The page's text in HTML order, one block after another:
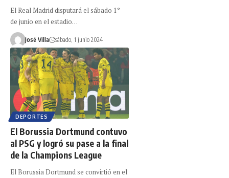
El Real Madrid disputará el sábado 1°
de junio en el estadio…
José Villa sábado, 1 junio 2024
DEPORTES
El Borussia Dortmund contuvo
al PSG y logró su pase a la final
de la Champions League
El Borussia Dortmund se convirtió en el